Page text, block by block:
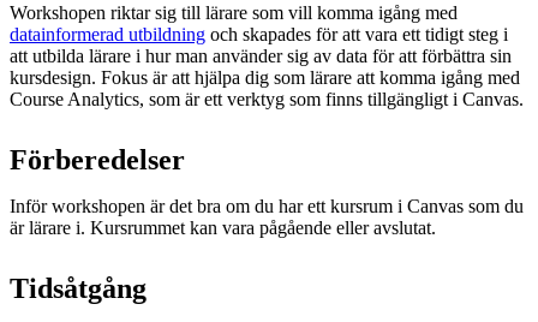
Workshopen riktar sig till lärare som vill komma igång med
datainformerad utbildning och skapades för att vara ett tidigt steg i
att utbilda lärare i hur man använder sig av data för att förbättra sin
kursdesign. Fokus är att hjälpa dig som lärare att komma igång med
Course Analytics, som är ett verktyg som finns tillgängligt i Canvas.
Förberedelser
Inför workshopen är det bra om du har ett kursrum i Canvas som du
är lärare i. Kursrummet kan vara pågående eller avslutat.
Tidsåtgång